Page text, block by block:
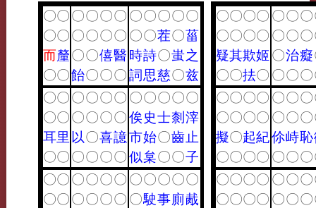
〇〇〇〇〇〇 〇〇〇〇〇
〇〇〇〇〇〇 〇〇茬〇菑
而釐〇〇僖醫 時詩〇蚩之
〇〇飴〇〇〇詞思慈〇兹
〇〇〇〇〇〇 〇〇〇〇〇
〇〇〇〇〇〇俟史士㓼 滓
耳里 以〇喜譩市始〇齒 止
〇〇〇〇〇〇似枲〇〇子
〇〇〇〇〇〇 〇〇〇〇〇
〇〇〇〇〇〇 〇駛事廁胾
〇〇〇〇 〇〇〇
〇〇〇〇 〇〇〇
疑其欺姬 〇治癡
〇〇抾〇 〇〇〇
〇〇〇〇 〇〇〇
〇〇〇〇 〇〇〇
擬〇起紀伱峙恥
〇〇〇〇 〇〇〇
〇〇〇〇 〇〇〇
〇〇〇〇 〇〇〇